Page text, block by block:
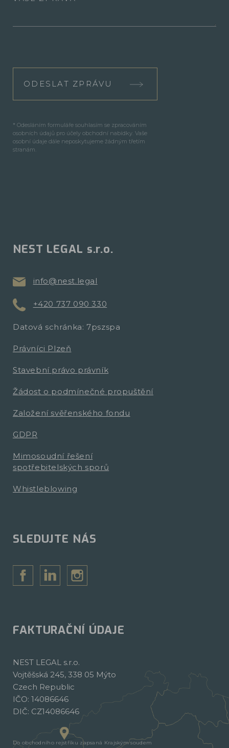
ODESLAT ZPRÁVU
* Odesláním formuláře souhlasím se zpracováním
osobních údajů pro účely obchodní nabídky. Vaše
osobní údaje dále neposkytujeme žádným třetím
stranám.
NEST LEGAL s.r.o.
info@nest.legal
+420 737 090 330
Datová schránka: 7pszspa
Právníci Plzeň
Stavební právo právník
Žádost o podmínečné propuštění
Založení svěřenského fondu
GDPR
Mimosoudní řešení
spotřebitelských sporů
Whistleblowing
SLEDUJTE NÁS
FAKTURAČNÍ ÚDAJE
NEST LEGAL s.r.o.
Vojtěšská 245, 338 05 Mýto
Czech Republic
IČO: 14086646
DIČ: CZ14086646
Do obchodního rejstříku zapsaná Krajským soudem